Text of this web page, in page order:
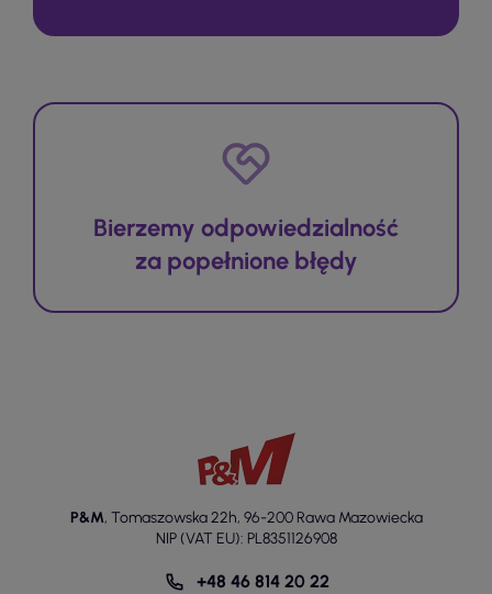
Bierzemy odpowiedzialność
za popełnione błędy
P&M, Tomaszowska 22h, 96-200 Rawa Mazowiecka
NIP (VAT EU): PL8351126908
+48 46 814 20 22